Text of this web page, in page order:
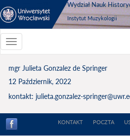
Wydział Nauk
Instytut Muzykologii
Toggle
navigationToggle
mgr Julieta Gonzalez de Springer
12 Październik, 2022
kontakt: julieta.gonzalez-
KONTAKT POCZTA